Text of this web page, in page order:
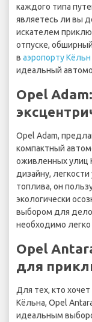
каждого типа
являетесь ли вы
искателем
отпуске,
в аэропорту Кёльн
идеальный
Opel
Opel Adam,
компактный
оживленных улиц
дизайну,
топлива, он
экологически
выбором для
необходимо
Opel
для
Для тех, кто
Кёльна, Opel
идеальным